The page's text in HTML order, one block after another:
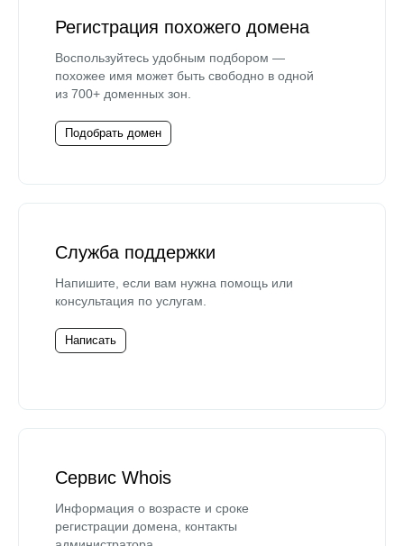
Регистрация похожего домена
Воспользуйтесь удобным подбором —
похожее имя может быть свободно в одной
из 700+ доменных зон.
Подобрать домен
Служба поддержки
Напишите, если вам нужна помощь или
консультация по услугам.
Написать
Сервис Whois
Информация о возрасте и сроке
регистрации домена, контакты